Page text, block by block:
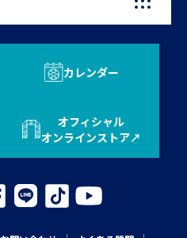
カレンダー
オフィシャル
オンラインストア